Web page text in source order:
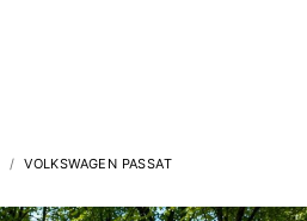
VOLKSWAGEN PASSAT